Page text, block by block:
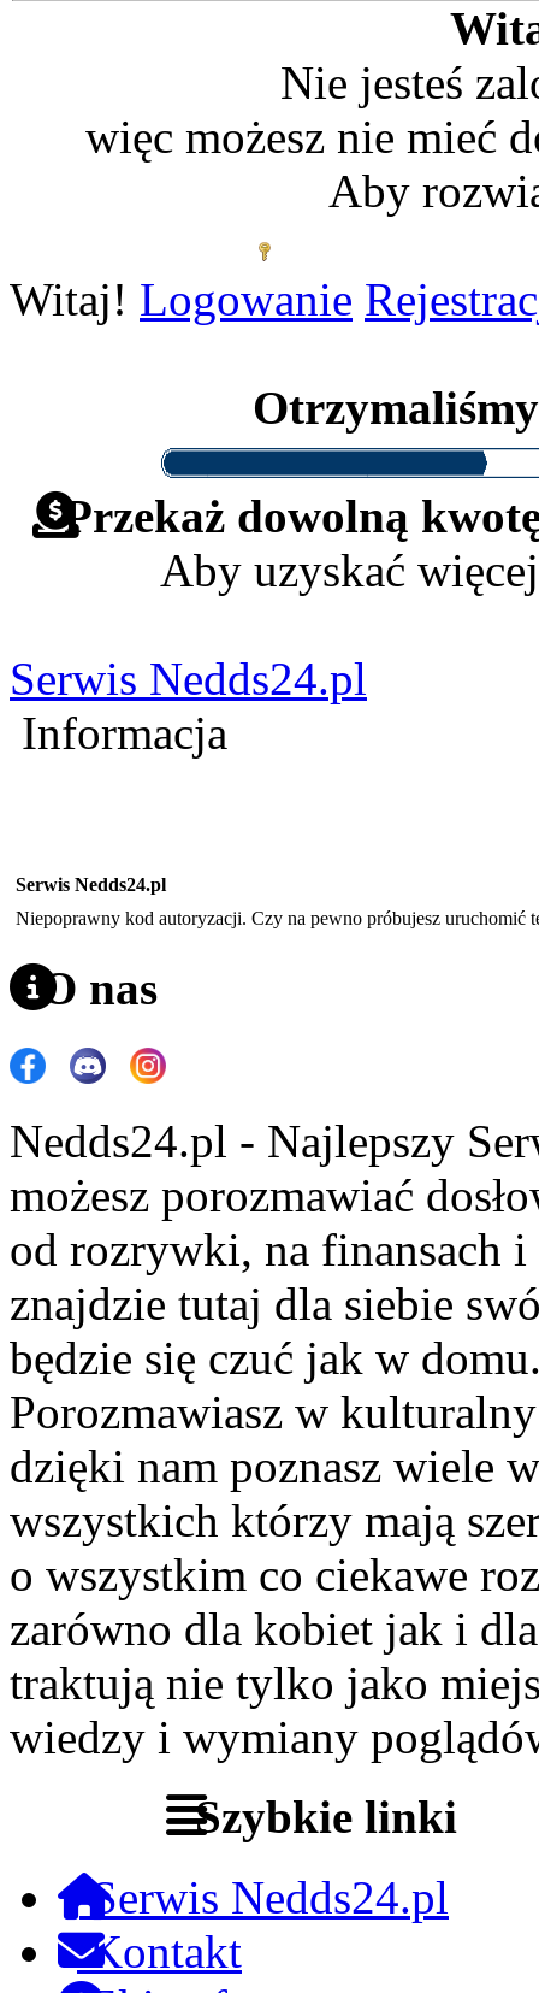
Nie jesteś
więc możesz nie mieć
Aby
Witaj! Logowanie
Przekaż dowolną
Aby uzyskać
Serwis Nedds24.pl
Informacja
Serwis Nedds24.pl
Niepoprawny kod autoryzacji. Czy na pewno próbujesz uruchomić
O nas
Nedds24.pl - Najlepszy
możesz porozmawiać
od rozrywki, na finansach
znajdzie tutaj dla siebie
będzie się czuć jak w
Porozmawiasz w
dzięki nam poznasz wiele
wszystkich którzy mają
o wszystkim co ciekawe
zarówno dla kobiet jak i
traktują nie tylko jako
wiedzy i wymiany
Szybkie linki
Serwis Nedds24.pl
Kontakt